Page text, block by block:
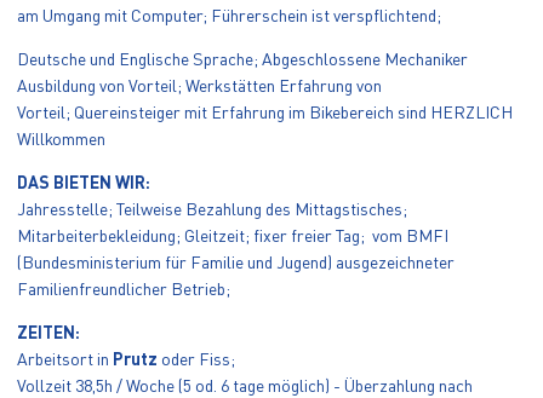
am Umgang mit Computer; Führerschein ist verspflichtend;
Deutsche und Englische Sprache; Abgeschlossene Mechaniker
Ausbildung von Vorteil; Werkstätten Erfahrung von
Vorteil; Quereinsteiger mit Erfahrung im Bikebereich sind HERZLICH
Willkommen
DAS BIETEN WIR:
Jahresstelle; Teilweise Bezahlung des Mittagstisches;
Mitarbeiterbekleidung; Gleitzeit; fixer freier Tag; vom BMFI
(Bundesministerium für Familie und Jugend) ausgezeichneter
Familienfreundlicher Betrieb;
ZEITEN:
Arbeitsort in Prutz oder Fiss;
Vollzeit 38,5h / Woche (5 od. 6 tage möglich) - Überzahlung nach